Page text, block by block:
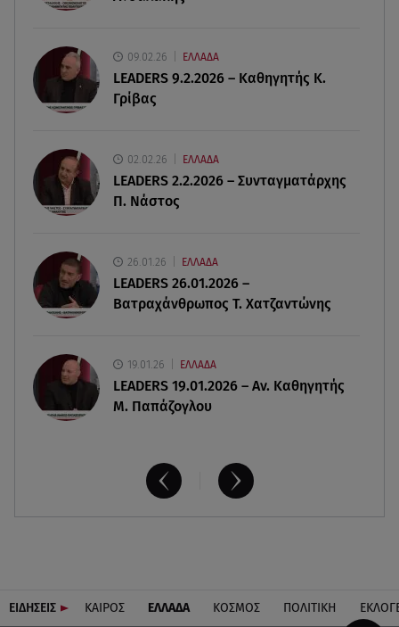
Συντάξεις Σεπτεμβρίου: Πότε θα μπουν τα
χρήματα στους λογαριασμούς
Φωτιά στο Στεφάνι Κορίνθου: Μήνυμα από το 112
- Σηκώθηκαν εναέρια μέσα
07.08.26 , 18:34
Κυκλάδες
09.02.26 ΕΛΛΑΔΑ
LEADERS 9.2.2026 – Καθηγητής Κ.
Γρίβας
02.02.26 ΕΛΛΑΔΑ
LEADERS 2.2.2026 – Συνταγματάρχης
Π. Νάστος
26.01.26 ΕΛΛΑΔΑ
LEADERS 26.01.2026 –
Βατραχάνθρωπος Τ. Χατζαντώνης
19.01.26 ΕΛΛΑΔΑ
LEADERS 19.01.2026 – Αν. Καθηγητής
Μ. Παπάζογλου
ΕΙΔΗΣΕΙΣ ΚΑΙΡΟΣ ΕΛΛΑΔΑ ΚΟΣΜΟΣ ΠΟΛΙΤΙΚΗ